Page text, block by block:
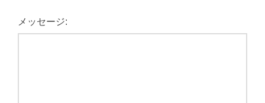
メッセージ: